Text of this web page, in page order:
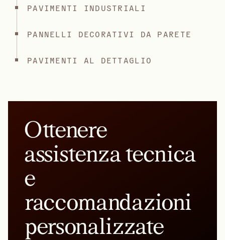
PAVIMENTI INDUSTRIALI
PANNELLI DECORATIVI DA PARETE
PAVIMENTI AL DETTAGLIO
Ottenere
assistenza tecnica
e
raccomandazioni
personalizzate